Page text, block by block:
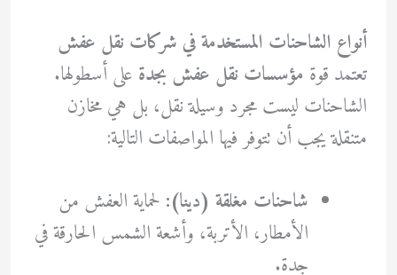
أنواع الشاحنات المستخدمة في شركات نقل عفش
تعتمد قوة مؤسسات نقل عفش بجدة على أسطولها.
الشاحنات ليست مجرد وسيلة نقل، بل هي مخازن
متنقلة يجب أن تتوفر فيها المواصفات التالية:
شاحنات مغلقة (دينا): لحماية العفش من
الأمطار، الأتربة، وأشعة الشمس الحارقة في
جدة.